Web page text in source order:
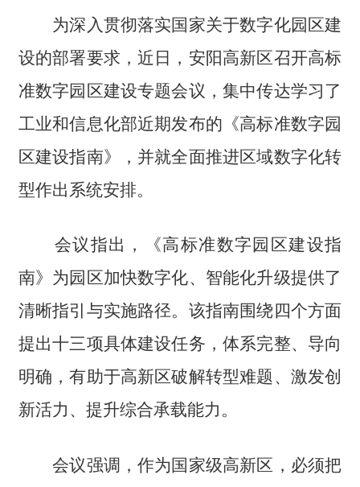
为深入贯彻落实国家关于数字化园区建
设的部署要求，近日，安阳高新区召开高标
准数字园区建设专题会议，集中传达学习了
工业和信息化部近期发布的《高标准数字园
区建设指南》，并就全面推进区域数字化转
型作出系统安排。
会议指出，《高标准数字园区建设指
南》为园区加快数字化、智能化升级提供了
清晰指引与实施路径。该指南围绕四个方面
提出十三项具体建设任务，体系完整、导向
明确，有助于高新区破解转型难题、激发创
新活力、提升综合承载能力。
会议强调，作为国家级高新区，必须把